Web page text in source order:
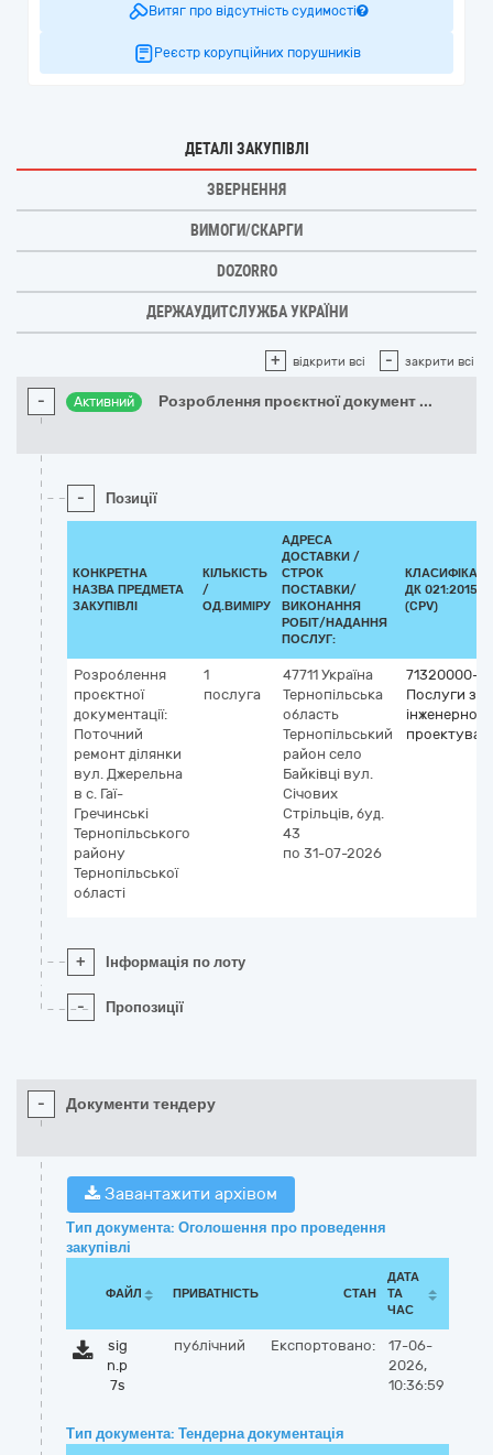
Витяг про відсутність судимості
Реєстр корупційних порушників
ДЕТАЛІ ЗАКУПІВЛІ
ЗВЕРНЕННЯ
ВИМОГИ/СКАРГИ
DOZORRO
ДЕРЖАУДИТСЛУЖБА УКРАЇНИ
+ відкрити всі - закрити всі
- Активний Розроблення проєктної документ ...
- Позиції
КОНКРЕТНА
НАЗВА ПРЕДМЕТА
ЗАКУПІВЛІ
КІЛЬКІСТЬ
/
ОД.ВИМІРУ
АДРЕСА
ДОСТАВКИ /
СТРОК
ПОСТАВКИ/
ВИКОНАННЯ
РОБІТ/НАДАННЯ
ПОСЛУГ:
ДК 021:2015
(CPV)
Розроблення
проєктної
документації:
Поточний
ремонт ділянки
вул. Джерельна
в с. Гаї-
Гречинські
Тернопільського
району
Тернопільської
області
1
послуга
47711 Україна
Тернопільська
область
Тернопільський
район село
Байківці вул.
Січових
Стрільців, буд.
43
по 31-07-2026
71320000-7
Послуги з
інженерного
+ Інформація по лоту
- Пропозиції
- Документи тендеру
Завантажити архівом
Тип документа: Оголошення про проведення
закупівлі
ФАЙЛ ПРИВАТНІСТЬ СТАН
ДАТА
ТА
ЧАС
sig
n.p
7s
публічний Експортовано:
17-06-
2026,
10:36:59
Тип документа: Тендерна документація